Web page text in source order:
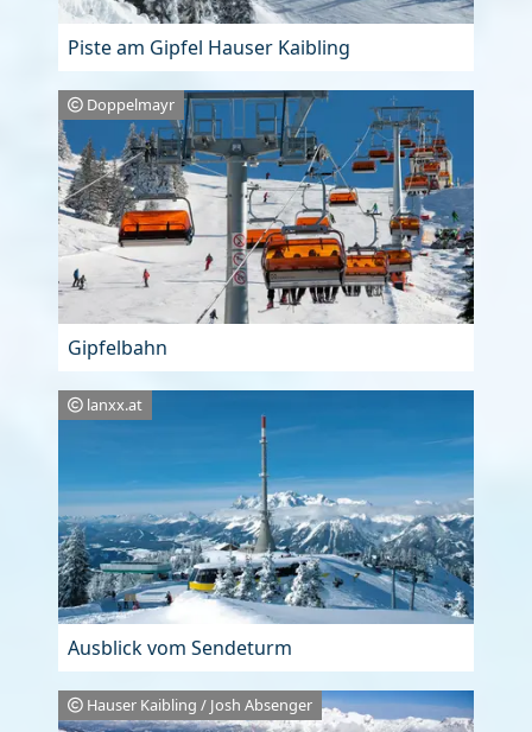
Piste am Gipfel Hauser Kaibling
Doppelmayr
Gipfelbahn
lanxx.at
Ausblick vom Sendeturm
Hauser Kaibling / Josh Absenger